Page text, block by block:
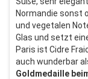
Normandie sonst
und vegetalen
Glas und setzt
Paris ist Cidre
auch wunderbar
Goldmedaille